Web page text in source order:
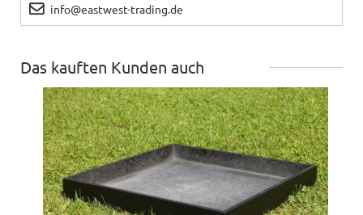
info@eastwest-trading.de
Das kauften Kunden auch